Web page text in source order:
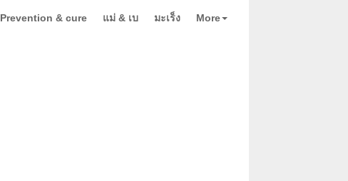
Prevention & cure แม่ & เบ มะเร็ง More